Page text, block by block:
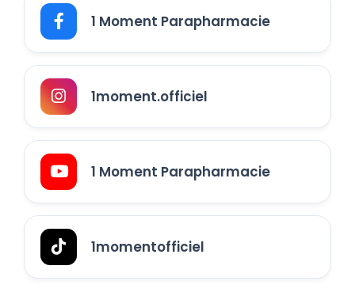
1 Moment Parapharmacie
1moment.officiel
1 Moment Parapharmacie
1momentofficiel